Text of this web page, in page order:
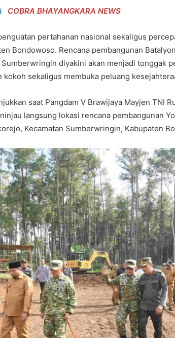
COBRA BHAYANGKARA NEWS
pertahanan nasional sekaligus
Bondowoso. Rencana pembangunan
Sumberwringin diyakini akan menjadi tonggak
kokoh sekaligus membuka peluang
saat Pangdam V Brawijaya Mayjen TNI
langsung lokasi rencana pembangunan
Kecamatan Sumberwringin, Kabupaten